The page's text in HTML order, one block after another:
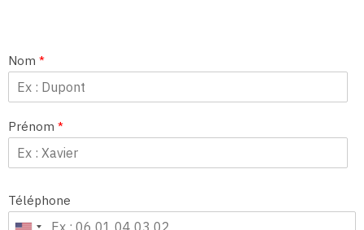
Nom *
Prénom *
Téléphone